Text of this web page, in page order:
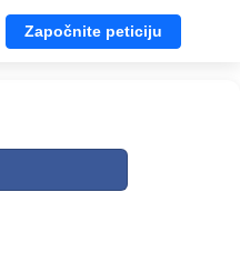
Započnite peticiju